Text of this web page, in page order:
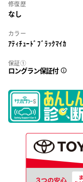
修復歴
なし
カラー
ｱﾃｨﾁｭｰﾄﾞﾌﾞﾗｯｸﾏｲｶ
保証①
ロングラン保証付